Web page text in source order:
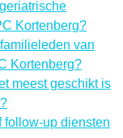
Kortenberg?
van
Kortenberg?
meest geschikt is
follow-up diensten